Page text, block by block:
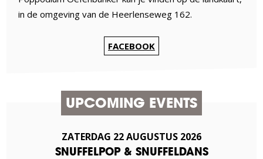
in de omgeving van de Heerlenseweg 162.
FACEBOOK
UPCOMING EVENTS
ZATERDAG 22AUGUSTUS 2026
SNUFFELPOP & SNUFFELDANS